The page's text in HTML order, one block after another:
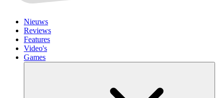
Nieuws
Reviews
Features
Video's
Games